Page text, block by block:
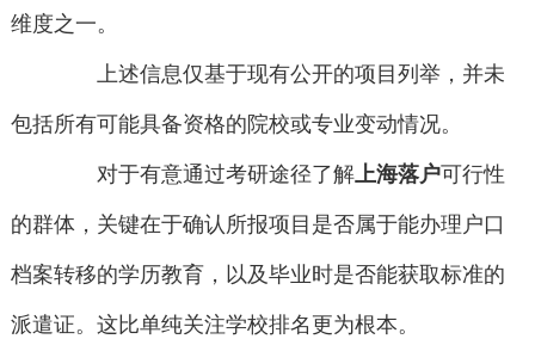
维度之一。
上述信息仅基于现有公开的项目列举，并未
包括所有可能具备资格的院校或专业变动情况。
对于有意通过考研途径了解上海落户可行性
的群体，关键在于确认所报项目是否属于能办理户口
档案转移的学历教育，以及毕业时是否能获取标准的
派遣证。这比单纯关注学校排名更为根本。